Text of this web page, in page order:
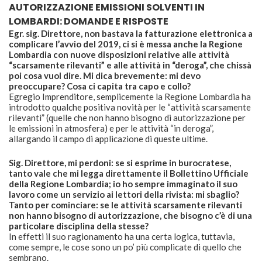
AUTORIZZAZIONE EMISSIONI SOLVENTI IN
LOMBARDI: DOMANDE E RISPOSTE
Egr. sig. Direttore, non bastava la fatturazione elettronica a
complicare l’avvio del 2019, ci si è messa anche la Regione
Lombardia con nuove disposizioni relative alle attività
“scarsamente rilevanti” e alle attività in “deroga”, che chissà
poi cosa vuol dire. Mi dica brevemente: mi devo
preoccupare? Cosa ci capita tra capo e collo?
Egregio Imprenditore, semplicemente la Regione Lombardia ha
introdotto qualche positiva novità per le “attività scarsamente
rilevanti” (quelle che non hanno bisogno di autorizzazione per
le emissioni in atmosfera) e per le attività “in deroga”,
allargando il campo di applicazione di queste ultime.
Sig. Direttore, mi perdoni: se si esprime in burocratese,
tanto vale che mi legga direttamente il Bollettino Ufficiale
della Regione Lombardia; io ho sempre immaginato il suo
lavoro come un servizio ai lettori della rivista: mi sbaglio?
Tanto per cominciare: se le attività scarsamente rilevanti
non hanno bisogno di autorizzazione, che bisogno c’è di una
particolare disciplina della stesse?
In effetti il suo ragionamento ha una certa logica, tuttavia,
come sempre, le cose sono un po’ più complicate di quello che
sembrano.